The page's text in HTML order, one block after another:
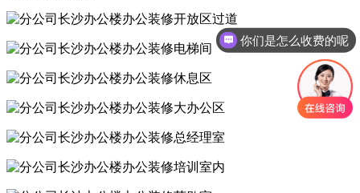
你们是怎么收费的呢